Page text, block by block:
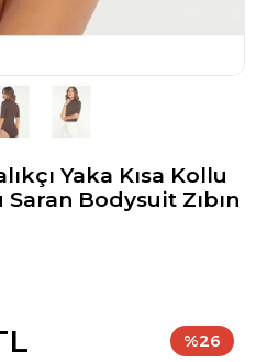
Yaka Kısa Kollu
Bodysuit Zıbın
%26